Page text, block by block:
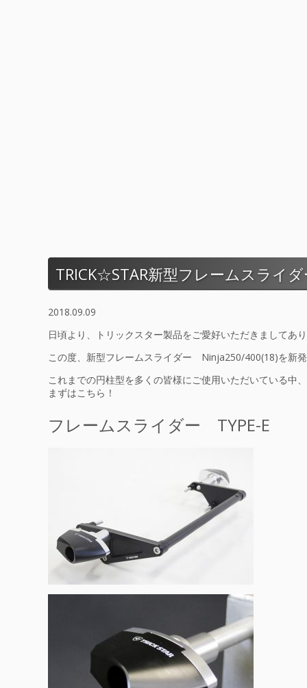
TRICK☆STAR新型フレームスライ
2018.09.09
日頃より、トリックスター製品をご愛好いただきましてあ
この度、新型フレームスライダー Ninja250/400(18)を新
これまでの円柱型を多くの皆様にご使用いただいている中
まずはこちら！
フレームスライダー TYPE-E